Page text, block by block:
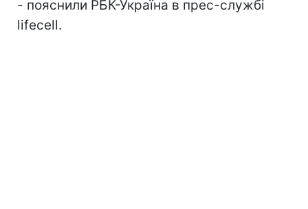
- пояснили РБК-Україна в прес-службі
lifecell.